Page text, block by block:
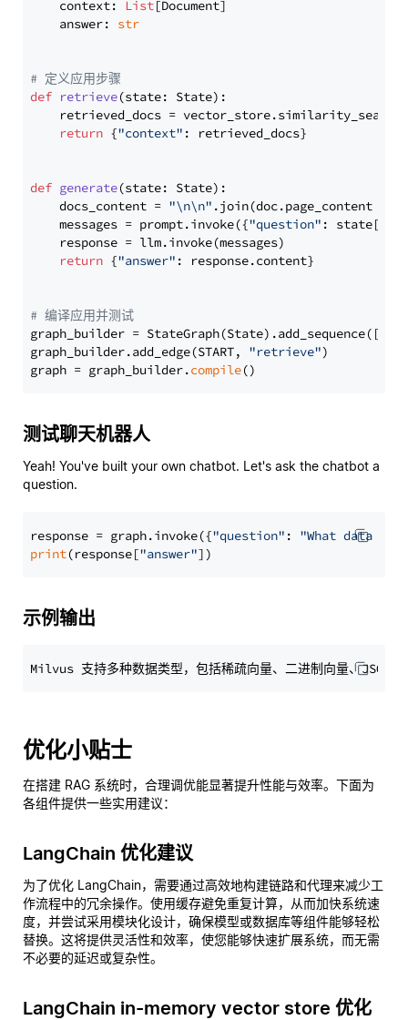
    context:
List[Document]
    answer:
str
# 定义应用步骤
def retrieve(state: State):
retrieved_docs =
return {"context" : retrieved_docs}
def generate(state: State):
    docs_content =
"\n\n" .join(doc.page_content
    messages = prompt.invoke({
"question" : state[
    response = llm.invoke(messages)
return {"answer" : response.content}
# 编译应用并测试
graph_builder =
graph_builder.add_edge(START, "retrieve")
graph = graph_builder.compile
测试聊天机器人
Yeah! You've built your own chatbot. Let's ask the chatbot a
question.
response = graph.invoke({"question" : "What data
print(response["answer"
示例输出
优化小贴士
在搭建 RAG 系统时，合理调优能显著提升性能与效率。下面为
各组件提供一些实用建议：
LangChain 优化建议
为了优化 LangChain，需要通过高效地构建链路和代理来减少工
作流程中的冗余操作。使用缓存避免重复计算，从而加快系统速
度，并尝试采用模块化设计，确保模型或数据库等组件能够轻松
替换。这将提供灵活性和效率，使您能够快速扩展系统，而无需
不必要的延迟或复杂性。
LangChain in-memory vector store 优化